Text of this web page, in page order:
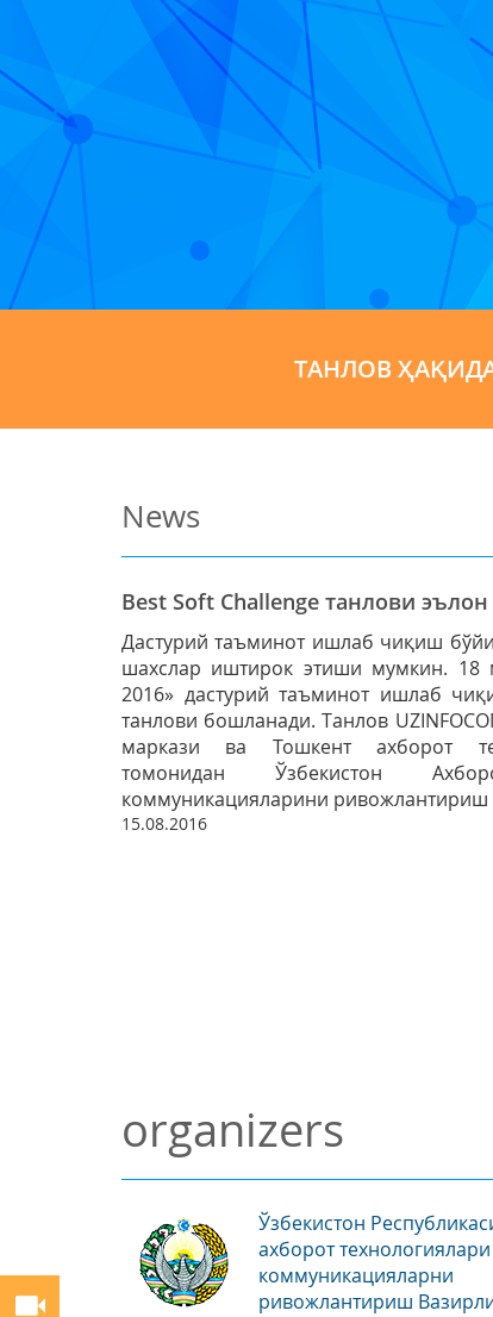
ТАНЛОВ
News
Best Soft Challenge танлови
Дастурий таъминот ишлаб чиқиш
шахслар иштирок этиши мумкин. 18
2016» дастурий таъминот ишлаб
танлови бошланади. Танлов
маркази ва Тошкент ахборот
томонидан Ўзбекистон
коммуникацияларини ривожлантириш
15.08.2016
organizers
Ўзбекистон
ахборот
коммуникацияларни
ривожлантириш